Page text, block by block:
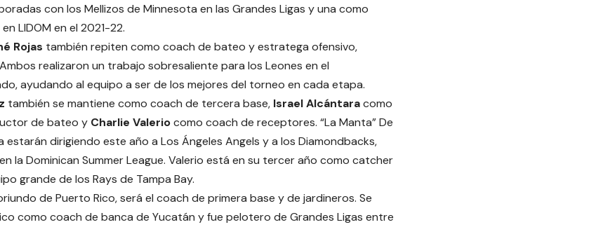
con los Mellizos de Minnesota en las Grandes Ligas y una como
LIDOM en el 2021-22.
Rojas también repiten como coach de bateo y estratega ofensivo,
realizaron un trabajo sobresaliente para los Leones en el
ayudando al equipo a ser de los mejores del torneo en cada etapa.
también se mantiene como coach de tercera base, Israel Alcántaracomo
de bateo y Charlie Valeriocomo coach de receptores. “La Manta” De
estarán dirigiendo este año a Los Ángeles Angels y a los Diamondbacks,
la Dominican Summer League. Valerio está en su tercer año como catcher
grande de los Rays de Tampa Bay.
de Puerto Rico, será el coach de primera base y de jardineros. Se
como coach de banca de Yucatán y fue pelotero de Grandes Ligas entre